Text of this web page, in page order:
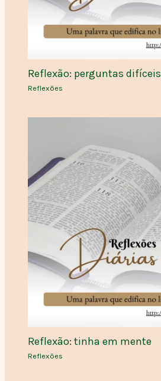
Reflexão: perguntas difíceis
Reflexões
Reflexão: tinha em mente
Reflexões